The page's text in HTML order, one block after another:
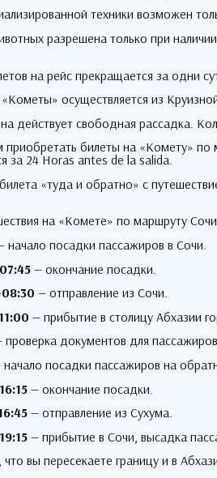
техники возможен
разрешена только при
на рейс прекращается за одни
осуществляется из
действует свободная рассадка
билеты на «Комету» по
за 24 Horas antes de la salida.
«туда и обратно» с
на «Комете» по маршруту
начало посадки пассажиров в Сочи.
:45 — окончание посадки
:30 — отправление из Сочи.
:00 — прибытие в столицу Абхазии
проверка документов для пассажиров
посадки пассажиров на
:15 — окончание посадки
:45 — отправление из Сухума.
:15 — прибытие в Сочи высадка
что вы пересекаете границу и в